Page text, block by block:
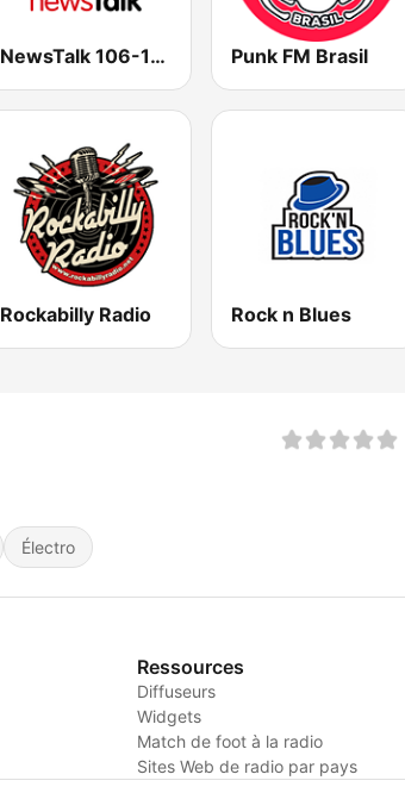
NewsTalk 106-108 Punk FM Brasil
Rockabilly Radio Rock n Blues
Électro
Ressources
Diffuseurs
Widgets
Match de foot à la radio
Sites Web de radio par pays